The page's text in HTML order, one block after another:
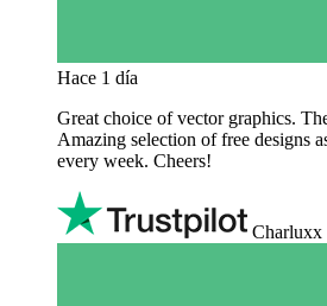
Hace 1 día
Great choice of vector graphics.
Amazing selection of free designs
every week. Cheers!
Charluxx